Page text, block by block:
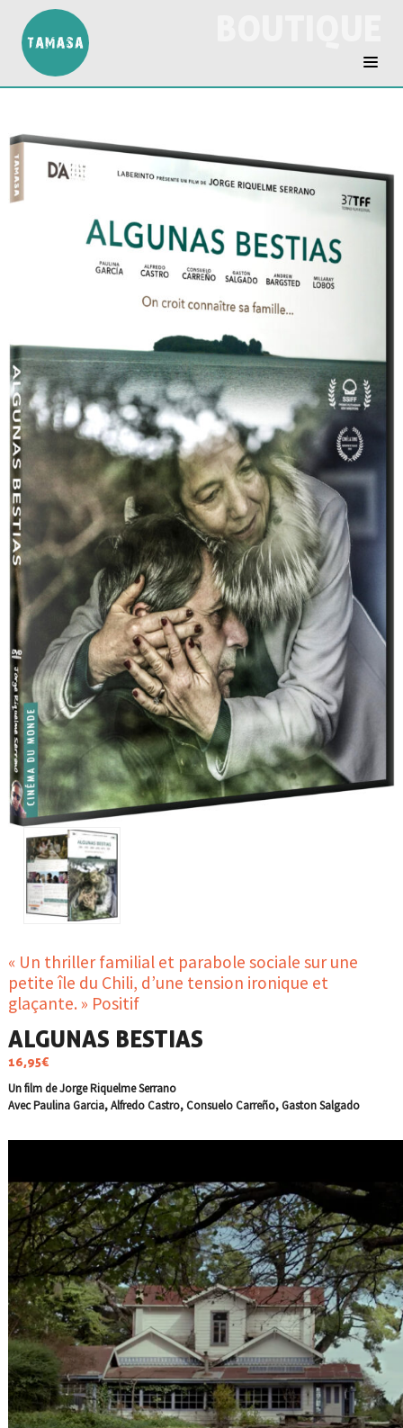
« Un thriller familial et parabole sociale sur une
petite île du Chili, d’une tension ironique et
glaçante. » Positif
ALGUNAS BESTIAS
16,95€
Un film de Jorge Riquelme Serrano
Avec Paulina Garcia, Alfredo Castro, Consuelo Carreño, Gaston Salgado